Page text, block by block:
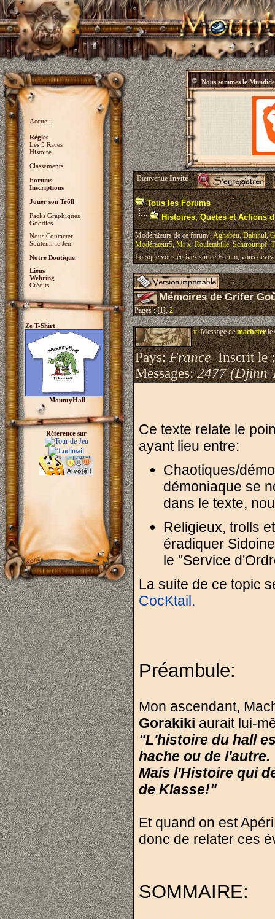
Accueil
Règles
Les 5 Races
Histoire
Classements
Forums
Inscriptions
Jouer son Trõll
Packs Graphiques
Goodies
Nous Contacter
Soutenir le Jeu.
Notre Boutique.
Liens
Webring
Crédits
Ze T-Shirt
MountyHall
Référencé sur
Nous sommes le
BienvenueInvité
Tous les Forums
Histoires, Quetes et Actions
Modérateurs de ce forum :Aghabeu,Dabihul,
Modérateur5,Mr x,Rouletabille,Schtroumpf,
Lorsque vous écrivez sur ce Forum, vous
Mémoires de Grifer
Pages :[1],2
#.Message demacheferle
Pays:FranceInscrit le
Messages:2477 (Djinn
Ce texte relate le
ayant lieu entre:
Chaotiques/
démoniaque se
dans le texte,
Religieux, trolls
éradiquer
le "Service
La suite de ce topic
CocKtail.
Préambule:
Mon ascendant,
Gorakiki aurait lui-
"L'histoire du hall
hache ou de l'autre.
Mais l'Histoire qui
de Klasse!"
Et quand on est
donc de relater ces
SOMMAIRE: